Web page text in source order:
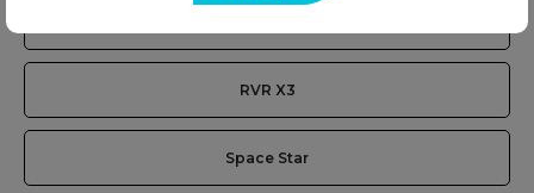
RVR X3
Space Star